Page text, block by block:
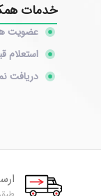
خدمات
عضویت
استعلام
دریافت